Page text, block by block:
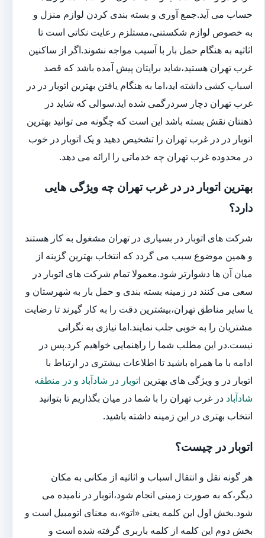
حساب می آید.جمع آوری و بسته بندی کردن لوازم منزل و
به خصوص لوازم شکستنی،مستلزم رعایت نکاتی است تا
اثاثیه به هنگام حمل بار با آسیب مواجه نشوند.اگر از ساکنین
غرب تهران هستید،شاید برایتان پیش آمده باشد که قصد
اسباب کشی داشته اید،اما به هنگام یافتن بهترین اتوبار در در
غرب تهران دچار سردرگمی شده اید.سوالی که شاید در
ذهنتان نقش بسته باشد این است که چگونه می توانید بهترین
اتوبار در در غرب تهران را تشخیص دهید و یک اتوبار در خوب
در محدوده غرب تهران چه خدماتی را ارائه می دهد.
بهترین اتوبار در در غرب تهران چه ویژگی هایی
دارد؟
شرکت های اتوبار در بسیاری در تهران مشغول به کار هستند
و همین موضوع سبب می گردد که انتخاب بهترین گزینه از
میان آن ها دشوارتر شود.معمولا تمام شرکت های اتوبار در
سعی می کنند در زمینه بسته بندی و حمل بار به شهرستان و
یا سایر مناطق تهران،بیشترین دقت را به کار گیرند تا رضایت
مشتریان را به خوبی جلب نمایند.اما نیازی به نگرانی
نیست.در این مطلب شما را راهنمایی خواهیم کرد.پس در
ادامه با ما همراه باشید تا اطلاعات بیشتری در ارتباط با
اتوبار در و ویژگی های بهترین اتوبار در شادآباد و در منطقه
شادآباد در غرب تهران را با شما در میان بگذاریم تا بتوانید
انتخاب بهتری در این زمینه داشته باشید.
اتوبار در چیست؟
هر گونه نقل و انتقال اسباب و اثاثیه از مکانی به مکان
دیگر،که به صورت زمینی انجام شود،اتوبار در نامیده می
شود.بخش اول این کلمه یعنی «اتو»،به معنای اتومبیل است و
بخش دوم این کلمه از کلمه باربری گرفته شده است و